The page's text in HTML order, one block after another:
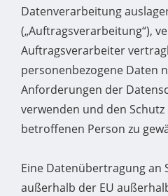
Datenverarbeitung
(„Auftragsverarbeitung“),
Auftragsverarbeiter
personenbezogene Daten
Anforderungen der
verwenden und den
betroffenen Person zu
Eine Datenübertragung an
außerhalb der EU